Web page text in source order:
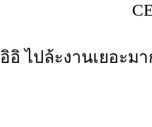
อิอิ ไปล้ะงานเยอะม